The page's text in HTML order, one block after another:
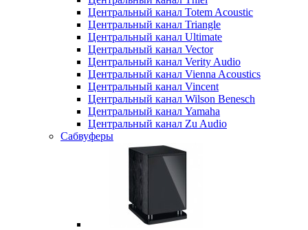
Центральный канал Totem Acoustic
Центральный канал Triangle
Центральный канал Ultimate
Центральный канал Vector
Центральный канал Verity Audio
Центральный канал Vienna Acoustics
Центральный канал Vincent
Центральный канал Wilson Benesch
Центральный канал Yamaha
Центральный канал Zu Audio
Сабвуферы